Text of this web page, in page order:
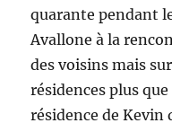
quarante pendant
Avallone à la
des voisins mais
résidences plus
résidence de Kevin